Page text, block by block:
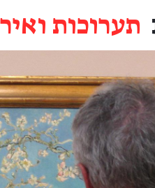
תערוכות